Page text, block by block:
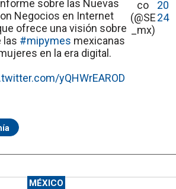
sobre las Nuevas
Negocios en Internet
ofrece una visión sobre
las #mipymes mexicanas
en la era digital.
yQHWrEAROD
co
(@SE
_mx)
20
24
MÉXICO